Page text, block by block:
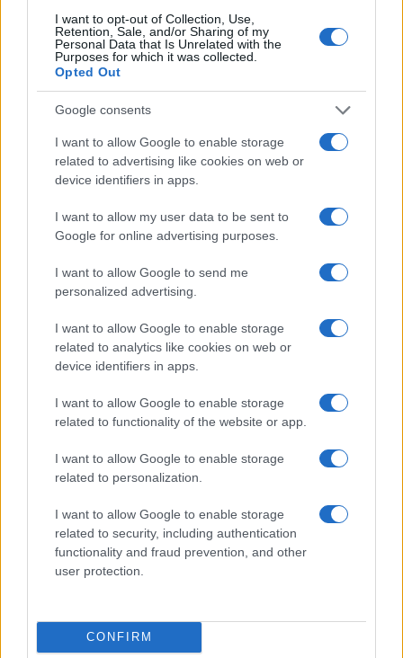
I want to opt-out of Collection, Use,
Retention, Sale, and/or Sharing of my
Personal Data that Is Unrelated with the
Purposes for which it was collected.
Opted Out
Google consents
I want to allow Google to enable storage
related to advertising like cookies on web or
device identifiers in apps.
I want to allow my user data to be sent to
Google for online advertising purposes.
I want to allow Google to send me
personalized advertising.
I want to allow Google to enable storage
related to analytics like cookies on web or
device identifiers in apps.
I want to allow Google to enable storage
related to functionality of the website or app.
I want to allow Google to enable storage
related to personalization.
I want to allow Google to enable storage
related to security, including authentication
functionality and fraud prevention, and other
user protection.
CONFIRM
Paolo Pinna
I nostri cari
I nostri cari
I nostri cari
Giovannimaria Cabras